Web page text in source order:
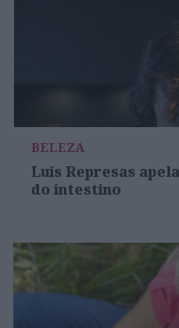
BELEZA
Luís Represas
do intestino